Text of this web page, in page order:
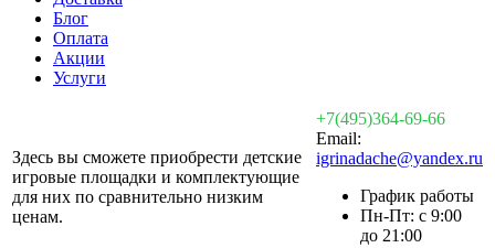
Блог
Оплата
Акции
Услуги
Здесь вы сможете приобрести детские
игровые площадки и комплектующие
для них по сравнительно низким
ценам.
+7(495)364-69-66
Email:
igrinadache@yandex.ru
График работы
Пн-Пт: с 9:00
до 21:00